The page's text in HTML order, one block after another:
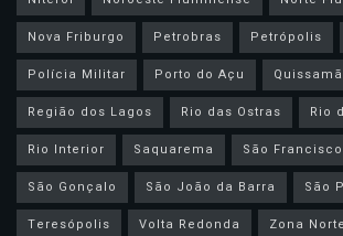
Nova Friburgo
Petrobras Petrópolis
Polícia Militar
Porto do Açu
Quissamã
Região dos Lagos
Rio das Ostras
Rio
Rio Interior
Saquarema
São
São Gonçalo
São João da Barra
São
Teresópolis
Volta Redonda
Zona